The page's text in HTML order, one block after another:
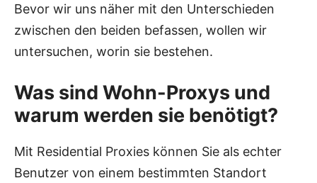
Bevor wir uns näher mit den Unterschieden
zwischen den beiden befassen, wollen wir
untersuchen, worin sie bestehen.
Was sind Wohn-Proxys und
warum werden sie benötigt?
Mit Residential Proxies können Sie als echter
Benutzer von einem bestimmten Standort